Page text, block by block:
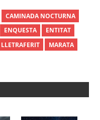
CAMINADA NOCTURNA
ENQUESTA
ENTITAT
LLETRAFERIT
MARATA